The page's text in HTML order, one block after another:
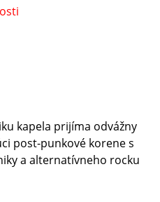
kapela prijíma odvážny
post-punkové korene s
a alternatívneho rocku